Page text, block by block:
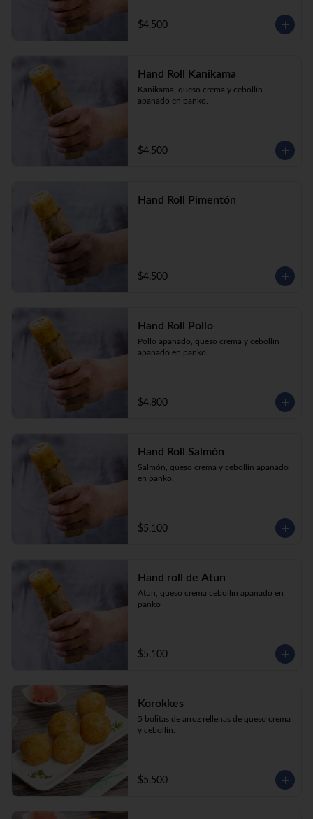
$4.500
Hand Roll Kanikama
Kanikama, queso crema y cebollín
apanado en panko.
$4.500
Hand Roll Pimentón
$4.500
Hand Roll Pollo
Pollo apanado, queso crema y cebollín
apanado en panko.
$4.800
Hand Roll Salmón
Salmón, queso crema y cebollín apanado
en panko.
$5.100
Hand roll de Atun
Atun, queso crema cebollin apanado en
panko
$5.100
Korokkes
5 bolitas de arroz rellenas de queso crema
y cebollín.
$5.500